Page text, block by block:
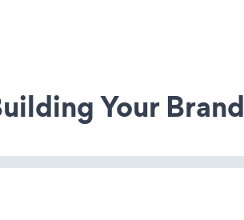
Your Brand